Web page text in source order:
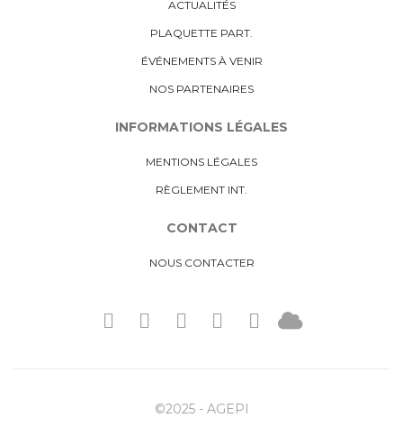
ACTUALITÉS
PLAQUETTE PART.
ÉVÉNEMENTS À VENIR
NOS PARTENAIRES
INFORMATIONS LÉGALES
MENTIONS LÉGALES
RÈGLEMENT INT.
CONTACT
NOUS CONTACTER
©2025 - AGEPI